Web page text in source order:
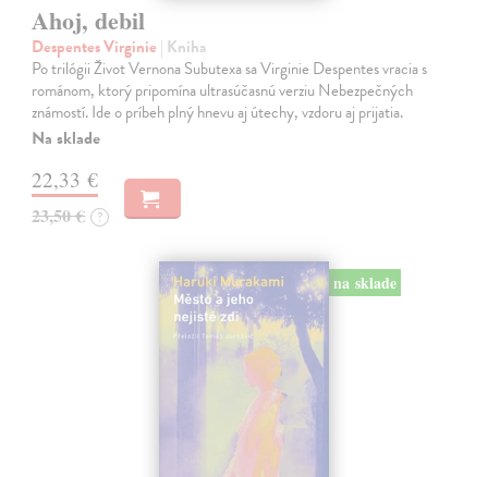
Ahoj, debil
Despentes Virginie | Kniha
Po trilógii Život Vernona Subutexa sa Virginie Despentes vracia s
románom, ktorý pripomína ultrasúčasnú verziu Nebezpečných
známostí. Ide o príbeh plný hnevu aj útechy, vzdoru aj prijatia.
Na sklade
22,33 €
23,50 € ?
na sklade